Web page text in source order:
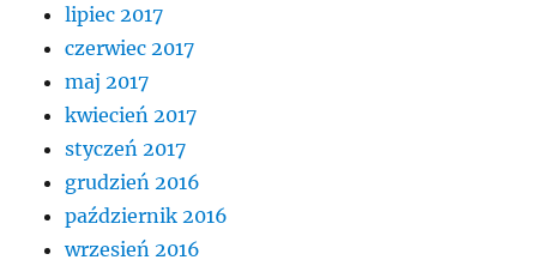
lipiec 2017
czerwiec 2017
maj 2017
kwiecień 2017
styczeń 2017
grudzień 2016
październik 2016
wrzesień 2016